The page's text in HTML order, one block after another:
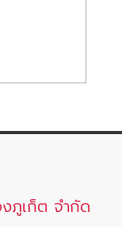
ภูเก็ต จำกัด